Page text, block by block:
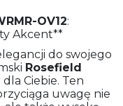
OV12:
Akcent**
do swojego
Rosefield
Ciebie. Ten
uwagę nie